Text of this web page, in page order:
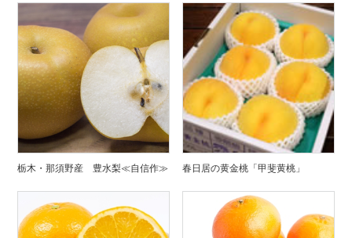
栃木・那須野産 豊水梨≪自信作≫ 春日居の黄金桃「甲斐黄桃」